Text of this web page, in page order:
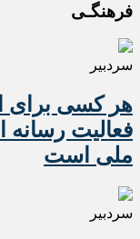
فرهنگـی
سردبیر
هر کسی برای
فعالیت
ملی است
سردبیر